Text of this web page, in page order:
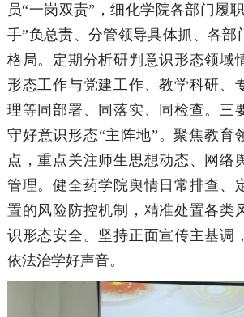
员“一岗双责”，细化学院各部门履
手”负总责、分管领导具体抓、各部
格局。定期分析研判意识形态领域
形态工作与党建工作、教学科研、
理等同部署、同落实、同检查。三
守好意识形态“主阵地”。聚焦教育
点，重点关注师生思想动态、网络
管理。健全药学院舆情日常排查、
置的风险防控机制，精准处置各类
识形态安全。坚持正面宣传主基调
依法治学好声音。